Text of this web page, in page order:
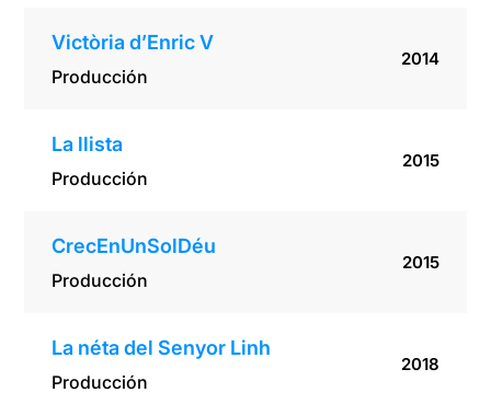
Victòria d’Enric V
Producción
2014
La llista
Producción
2015
CrecEnUnSolDéu
Producción
2015
La néta del Senyor Linh
Producción
2018